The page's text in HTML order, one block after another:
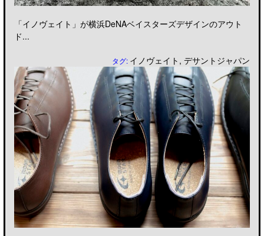
「イノヴェイト」が横浜DeNAベイスターズデザインのアウト
ド...
タグ: イノヴェイト ,デサントジャパン